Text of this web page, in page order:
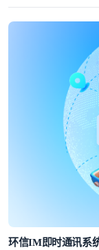
环信IM即时通讯系